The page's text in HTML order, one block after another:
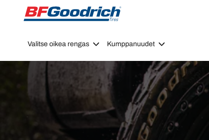
Go to page content
Go to page navigation
Valitse oikea rengas Kumppanuudet